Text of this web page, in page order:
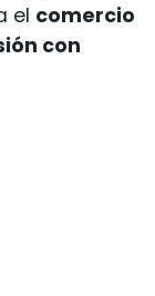
el comercio
con